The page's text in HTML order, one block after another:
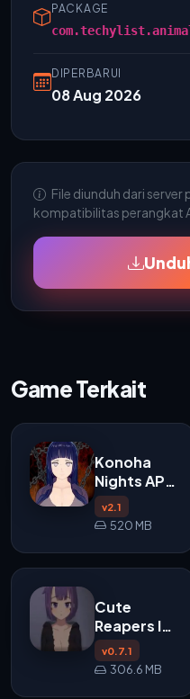
PACKAGE
DIPERBARUI
08 Aug 2026
File diunduh dari server
kompatibilitas perangkat
Game Terkait
Konoha
Nights APK
v2.1
v2.1
520 MB
Cute
Reapers In
My Room
APK
v0.7.1
306.6 MB